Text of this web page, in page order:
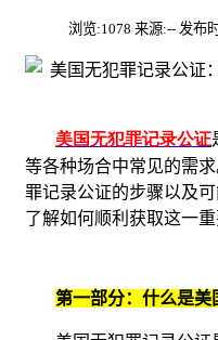
浏览:1078 来源:-- 发布
美国无犯罪记录公证
等各种场合中常见的需
罪记录公证的步骤以及
了解如何顺利获取这一重
第一部分：什么是美